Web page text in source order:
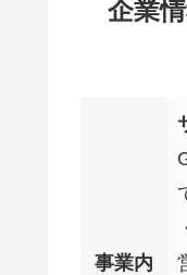
企業
事業内